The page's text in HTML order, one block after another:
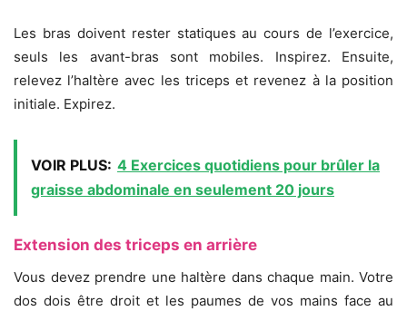
Les bras doivent rester statiques au cours de l’exercice,
seuls les avant-bras sont mobiles. Inspirez. Ensuite,
relevez l’haltère avec les triceps et revenez à la position
initiale. Expirez.
VOIR PLUS: 4 Exercices quotidiens pour brûler la
graisse abdominale en seulement 20 jours
Extension des triceps en arrière
Vous devez prendre une haltère dans chaque main. Votre
dos dois être droit et les paumes de vos mains face au